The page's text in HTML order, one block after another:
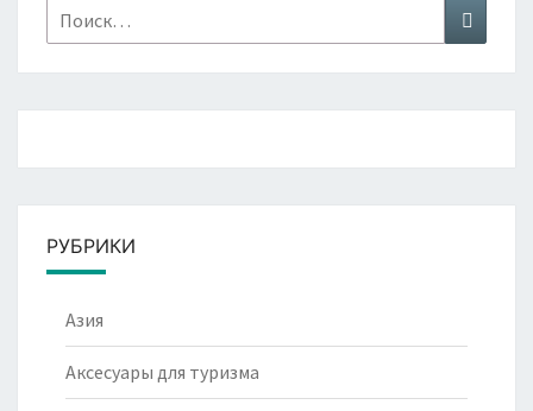
Найти: Поиск
РУБРИКИ
Азия
Аксесуары для туризма